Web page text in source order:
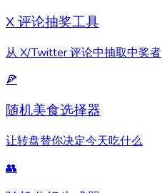
X 评论抽奖工具
从 X/Twitter 评论中抽取中奖者
🍕
随机美食选择器
让转盘替你决定今天吃什么
👥